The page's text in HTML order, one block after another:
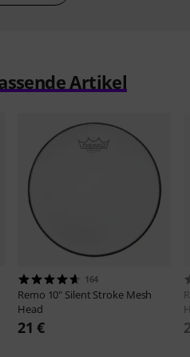
Artikel
164
Remo 10" Silent Stroke Mesh
Head
21 €